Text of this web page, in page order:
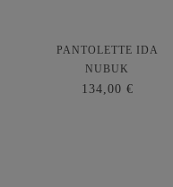
PANTOLETTE IDA
NUBUK
134,00 €